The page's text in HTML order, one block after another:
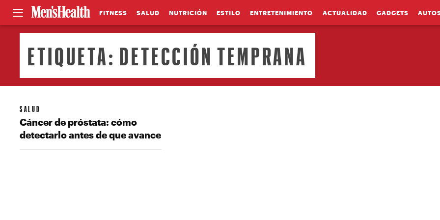
FITNESS SALUD NUTRICIÓN ESTILO ENTRETENIMIENTO ACTUALIDAD GADGETS
ETIQUETA: DETECCIÓN TEMPRANA
SALUD
Cáncer de próstata: cómo
detectarlo antes de que avance